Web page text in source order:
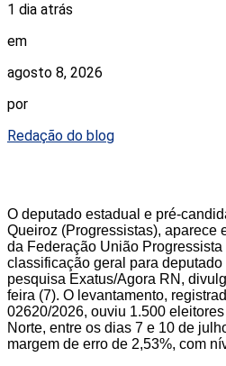
1 dia atrás
em
agosto 8, 2026
por
Redação do blog
O deputado estadual e pré-
Queiroz (Progressistas), aparece
da Federação União Progressista
classificação geral para
pesquisa Exatus/Agora RN,
feira (7). O levantamento,
02620/2026, ouviu 1.500
Norte, entre os dias 7 e 10 de
margem de erro de 2,53%, com